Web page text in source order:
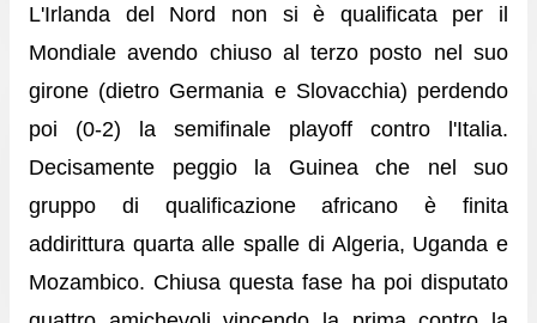
L'Irlanda del Nord non si è qualificata per il
Mondiale avendo chiuso al terzo posto nel suo
girone (dietro Germania e Slovacchia) perdendo
poi (0-2) la semifinale playoff contro l'Italia.
Decisamente peggio la Guinea che nel suo
gruppo di qualificazione africano è finita
addirittura quarta alle spalle di Algeria, Uganda e
Mozambico. Chiusa questa fase ha poi disputato